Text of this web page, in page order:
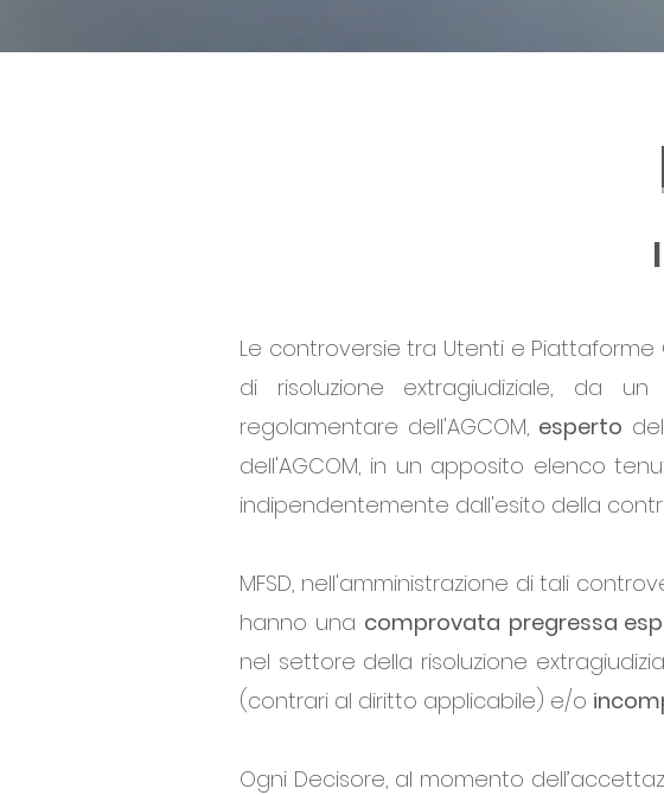
Le controversie tra Utenti e Piattaforme
di risoluzione extragiudiziale, da un
regolamentare dell'AGCOM, esperto
dell'AGCOM, in un apposito elenco
indipendentemente dall'esito della
MFSD, nell'amministrazione di tali
hanno una comprovata pregressa
nel settore della risoluzione
(contrari al diritto applicabile) e/o
Ogni Decisore, al momento